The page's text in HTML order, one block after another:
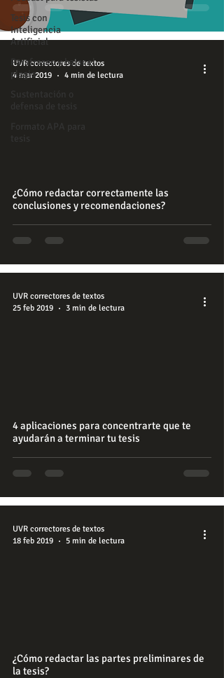
Tesis con
Inteligencia
Artificial
Parafraseo y bajar el
plagio
¿Cómo redactar correctamente las
conclusiones y recomendaciones?
UVR correctores de textos
4 mar 2019
4 min de lectura
4 aplicaciones para concentrarte que te
ayudarán a terminar tu tesis
UVR correctores de textos
25 feb 2019
3 min de lectura
¿Cómo redactar las partes preliminares de
la tesis?
UVR correctores de textos
18 feb 2019
5 min de lectura